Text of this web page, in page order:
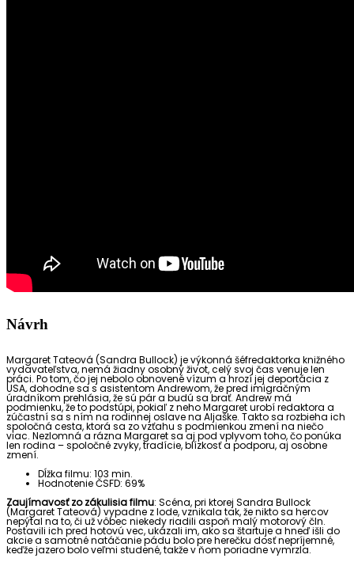
Návrh
Margaret Tateová (Sandra Bullock) je výkonná šéfredaktorka knižného
vydavateľstva, nemá žiadny osobný život, celý svoj čas venuje len
práci. Po tom, čo jej nebolo obnovené vízum a hrozí jej deportácia z
USA, dohodne sa s asistentom Andrewom, že pred imigračným
úradníkom prehlásia, že sú pár a budú sa brať. Andrew má
podmienku, že to podstúpi, pokiaľ z neho Margaret urobí redaktora a
zúčastní sa s ním na rodinnej oslave na Aljaške. Takto sa rozbieha ich
spoločná cesta, ktorá sa zo vzťahu s podmienkou zmení na niečo
viac. Nezlomná a rázna Margaret sa aj pod vplyvom toho, čo ponúka
len rodina – spoločné zvyky, tradície, blízkosť a podporu, aj osobne
zmení.
Dĺžka filmu: 103 min.
Hodnotenie ČSFD: 69%
Zaujímavosť zo zákulisia filmu: Scéna, pri ktorej Sandra Bullock
(Margaret Tateová) vypadne z lode, vznikala tak, že nikto sa hercov
nepýtal na to, či už vôbec niekedy riadili aspoň malý motorový čln.
Postavili ich pred hotovú vec, ukázali im, ako sa štartuje a hneď išli do
akcie a samotné natáčanie pádu bolo pre herečku dosť nepríjemné,
keďže jazero bolo veľmi studené, takže v ňom poriadne vymrzla.